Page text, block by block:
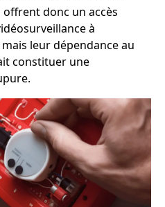
offrent donc un accès
à
leur dépendance au
constituer une